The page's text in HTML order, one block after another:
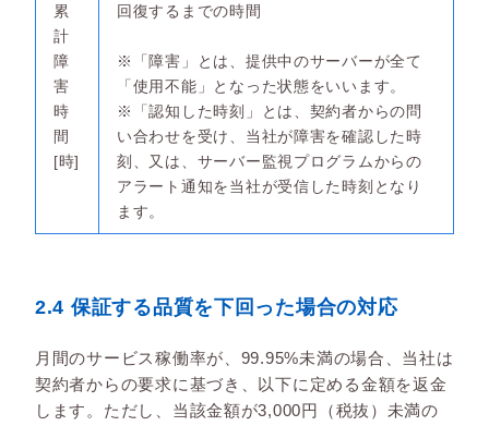
累
計
障
害
時
間
[時]
回復するまでの時間
※「障害」とは、提供中のサーバーが全て
「使用不能」となった状態をいいます。
※「認知した時刻」とは、契約者からの問
い合わせを受け、当社が障害を確認した時
刻、又は、サーバー監視プログラムからの
アラート通知を当社が受信した時刻となり
ます。
2.4 保証する品質を下回った場合の対応
月間のサービス稼働率が、99.95%未満の場合、当社は
契約者からの要求に基づき、以下に定める金額を返金
します。ただし、当該金額が3,000円（税抜）未満の